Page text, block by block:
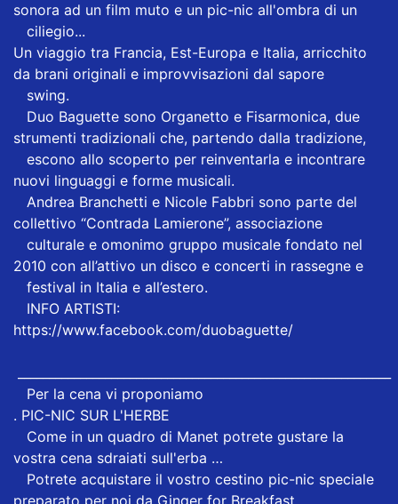
sonora ad un film muto e un pic-nic all'ombra di un
ciliegio...
Un viaggio tra Francia, Est-Europa e Italia, arricchito
da brani originali e improvvisazioni dal sapore
swing.
Duo Baguette sono Organetto e Fisarmonica, due
strumenti tradizionali che, partendo dalla tradizione,
escono allo scoperto per reinventarla e incontrare
nuovi linguaggi e forme musicali.
Andrea Branchetti e Nicole Fabbri sono parte del
collettivo “Contrada Lamierone”, associazione
culturale e omonimo gruppo musicale fondato nel
2010 con all’attivo un disco e concerti in rassegne e
festival in Italia e all’estero.
INFO ARTISTI:
https://www.facebook.com/duobaguette/
Per la cena vi proponiamo
. PIC-NIC SUR L'HERBE
Come in un quadro di Manet potrete gustare la
vostra cena sdraiati sull'erba …
Potrete acquistare il vostro cestino pic-nic speciale